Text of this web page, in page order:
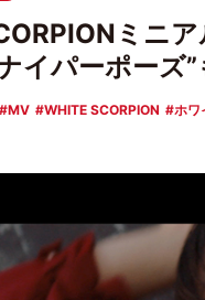
ミニ
イパーポーズ
MV WHITE SCORPION ホワ